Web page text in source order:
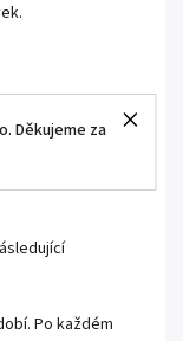
Děkujeme za
Po každém